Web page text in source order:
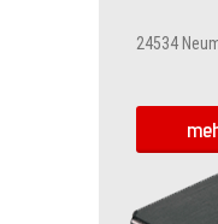
24534